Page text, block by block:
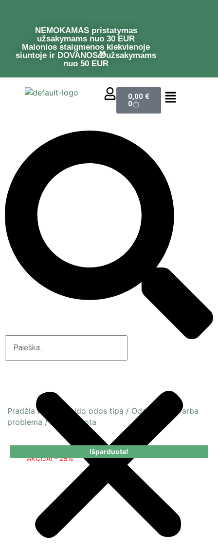
NEMOKAMAS pristatymas
užsakymams nuo 30 EUR
Malonios staigmenos kiekvienoje
siuntoje ir DOVANOS🎁užsakymams
nuo 50 EUR
0,00 €
0
Pradžia/ Pagal veido odos tipą / Odos būsena arba
problema /Dehitratuota
AKCIJA! - 28%
Išparduota!